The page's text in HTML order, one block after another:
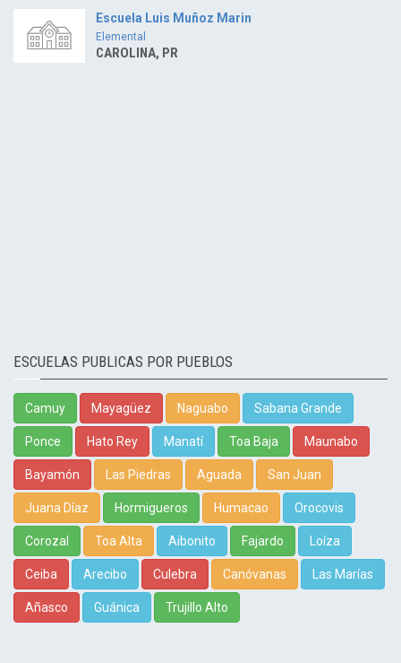
Escuela Luis Muñoz Marin
Elemental
CAROLINA, PR
ESCUELAS PUBLICAS POR PUEBLOS
Camuy Mayagüez Naguabo Sabana Grande
Ponce Hato Rey Manatí Toa Baja Maunabo
Bayamón Las Piedras Aguada San Juan
Juana Díaz Hormigueros Humacao Orocovis
Corozal Toa Alta Aibonito Fajardo Loíza
Ceiba Arecibo Culebra Canóvanas Las Marías
Añasco Guánica Trujillo Alto